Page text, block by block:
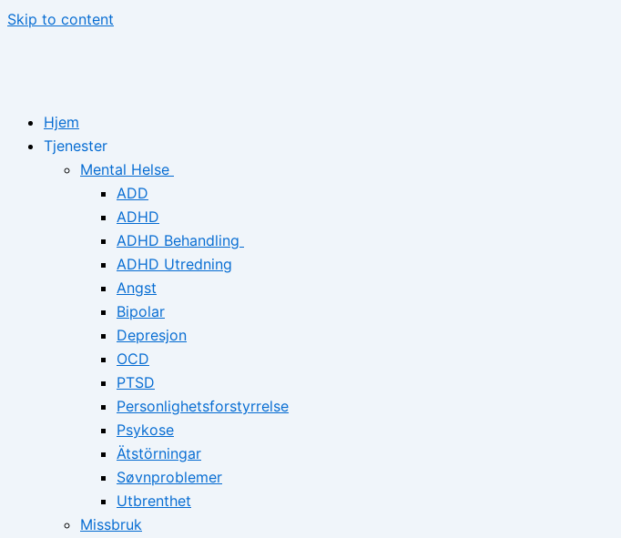
Skip to content
Hjem
Tjenester
Mental Helse
ADD
ADHD
ADHD Behandling
ADHD Utredning
Angst
Bipolar
Depresjon
OCD
PTSD
Personlighetsforstyrrelse
Psykose
Ätstörningar
Søvnproblemer
Utbrenthet
Missbruk